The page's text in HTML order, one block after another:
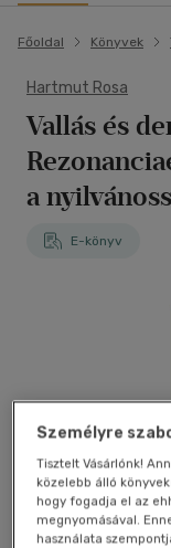
Főoldal Könyvek
Hartmut Rosa
Vallás és
a
E-könyv
Személyre
Tisztelt Vásárlónk!
közelebb álló
hogy fogadja el az
megnyomásával.
használata